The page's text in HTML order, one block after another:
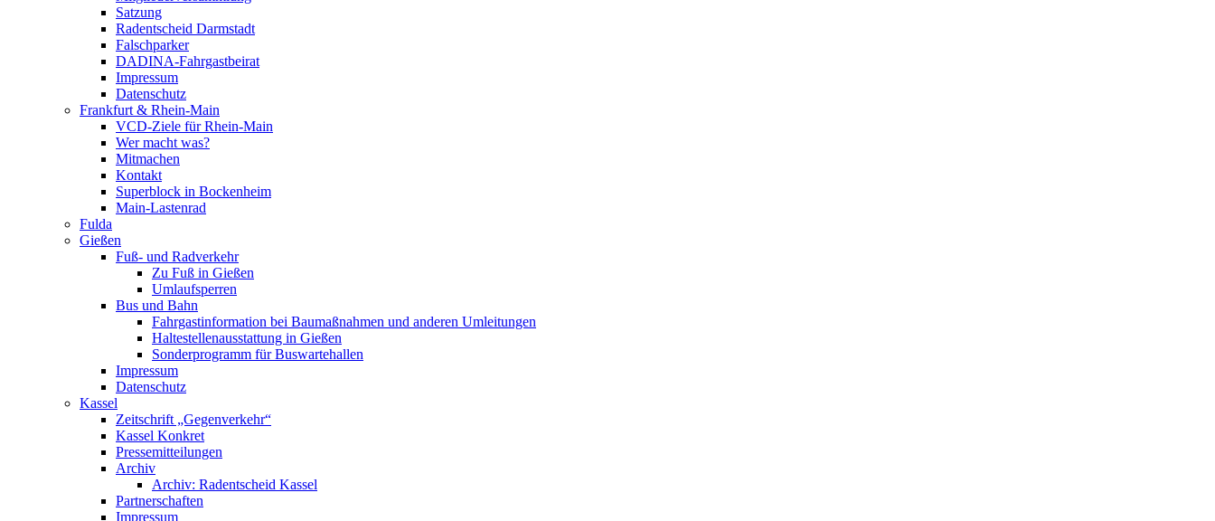
Satzung
Radentscheid Darmstadt
Falschparker
DADINA-Fahrgastbeirat
Impressum
Datenschutz
Frankfurt & Rhein-Main
VCD-Ziele für Rhein-Main
Wer macht was?
Mitmachen
Kontakt
Superblock in Bockenheim
Main-Lastenrad
Fulda
Gießen
Fuß- und Radverkehr
Zu Fuß in Gießen
Umlaufsperren
Bus und Bahn
Fahrgastinformation bei Baumaßnahmen und anderen Umleitungen
Haltestellenausstattung in Gießen
Sonderprogramm für Buswartehallen
Impressum
Datenschutz
Kassel
Zeitschrift „Gegenverkehr“
Kassel Konkret
Pressemitteilungen
Archiv
Archiv: Radentscheid Kassel
Partnerschaften
Impressum